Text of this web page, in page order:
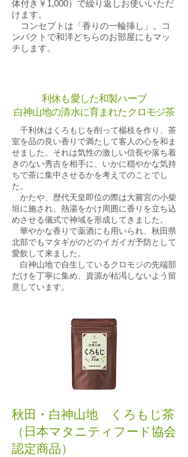
体付き￥1,000）で繰り返しお使いいただ
けます。
​ コンセプトは「香りの一輪挿し」。コ
ンパクトで和洋どちらのお部屋にもマッ
チします。
利休も愛した和製ハーブ
白神山地の清水に育まれたクロモジ茶
千利休はくろもじを削って楊枝を作り、茶
室を品の良い香りで満たして客人の心を和ま
せました。それは気性の激しい信長や落ち着
きのない秀吉を相手に、いかに穏やかな気持
ちで茶に集中させるかを考えてのことでし
た。
かたや、歴代天皇即位の際は大嘗宮の小柴
垣に施され、熱湯をかけ周囲に香りを立ち込
めさせる儀式で神域を形成してきました。
華やかな香りで薬酒にも用いられ、秋田県
北部でもマタギがのどのイガイガ予防として
愛飲して来ました。
白神山地で自生しているクロモジの先端部
だけを丁寧に集め、資源が枯渇しないよう留
意しています。
秋田・白神山地 くろもじ茶
（日本マタニティフード協会
認定商品）